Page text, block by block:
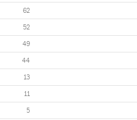
62
52
49
44
13
11
5